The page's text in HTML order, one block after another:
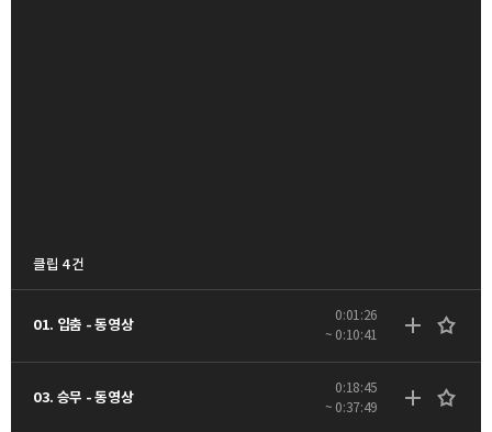
클립 4 건
01. 입춤 - 동영상
0:01:26
~ 0:10:41
03. 승무 - 동영상
0:18:45
~ 0:37:49